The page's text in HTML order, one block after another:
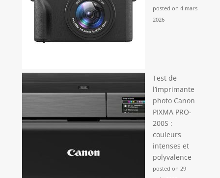
posted on 4 mars
2026
Test de
l’imprimante
photo Canon
PIXMA PRO-
200S :
couleurs
intenses et
polyvalence
posted on 29